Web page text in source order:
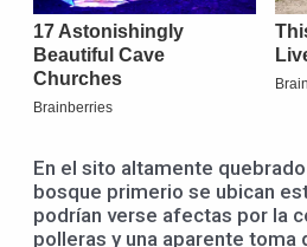
En el sito altamente
bosque primerio se ubican
podrían verse afectas por la
polleras y una aparente toma